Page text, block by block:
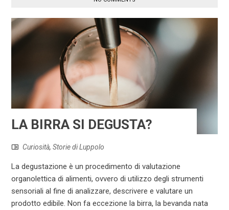
LA BIRRA SI DEGUSTA?
Curiosità,Storie di Luppolo
La degustazione è un procedimento di valutazione
organolettica di alimenti, ovvero di utilizzo degli strumenti
sensoriali al fine di analizzare, descrivere e valutare un
prodotto edibile. Non fa eccezione la birra, la bevanda nata